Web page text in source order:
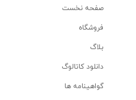
صفحه نخست
فروشگاه
بلاگ
دانلود کاتالوگ
گواهینامه ها